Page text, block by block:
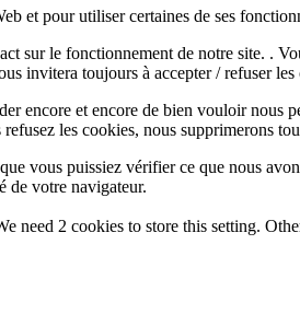
et pour utiliser certaines de ses
sur le fonctionnement de notre site. .
invitera toujours à accepter / refuser
encore et encore de bien vouloir nous
les cookies, nous supprimerons
vous puissiez vérifier ce que nous
de votre navigateur.
need 2 cookies to store this setting.